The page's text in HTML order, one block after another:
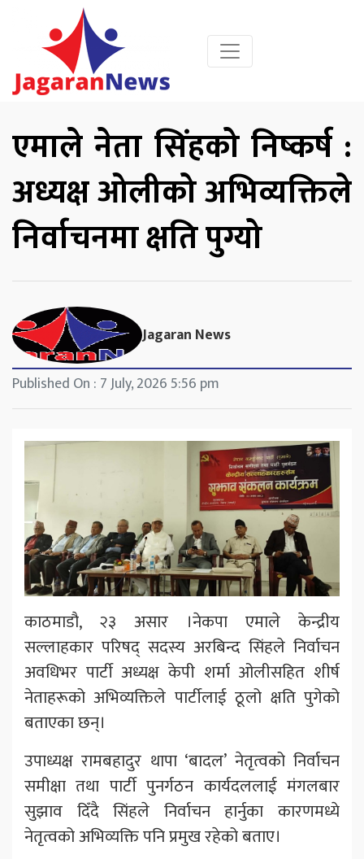
एमाले नेता सिंहको निष्कर्ष :
अध्यक्ष ओलीको अभिव्यक्तिले
निर्वाचनमा क्षति पुग्यो
Jagaran News
Published On : 7 July, 2026 5:56 pm
काठमाडौ, २३ असार ।नेकपा एमाले केन्द्रीय
सल्लाहकार परिषद् सदस्य अरबिन्द सिंहले निर्वाचन
अवधिभर पार्टी अध्यक्ष केपी शर्मा ओलीसहित शीर्ष
नेताहरूको अभिव्यक्तिले पार्टीलाई ठूलो क्षति पुगेको
बताएका छन्।
उपाध्यक्ष रामबहादुर थापा ‘बादल’ नेतृत्वको निर्वाचन
समीक्षा तथा पार्टी पुनर्गठन कार्यदललाई मंगलबार
सुझाव दिँदै सिंहले निर्वाचन हार्नुका कारणमध्ये
नेतृत्वको अभिव्यक्ति पनि प्रमुख रहेको बताए।